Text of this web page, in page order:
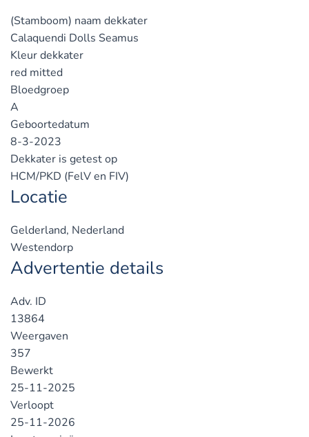
(Stamboom) naam dekkater
Calaquendi Dolls Seamus
Kleur dekkater
red mitted
Bloedgroep
A
Geboortedatum
8-3-2023
Dekkater is getest op
HCM/PKD (FelV en FIV)
Locatie
Gelderland, Nederland
Westendorp
Advertentie details
Adv. ID
13864
Weergaven
357
Bewerkt
25-11-2025
Verloopt
25-11-2026